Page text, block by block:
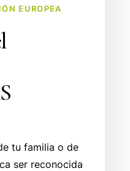
EUROPEA
tu familia o de
ser reconocida